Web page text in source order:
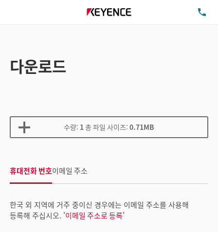
다운로드
수량: 1총 파일 사이즈: 0.71MB
휴대전화 번호이메일 주소
한국 외 지역에 거주 중이신 경우에는 이메일 주소를 사용해
등록해 주십시오. '이메일 주소로 등록'